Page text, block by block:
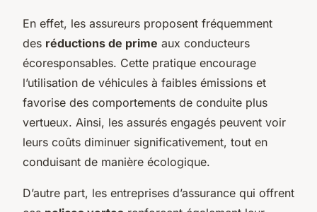
En effet, les assureurs proposent fréquemment
des réductions de prime aux conducteurs
écoresponsables. Cette pratique encourage
l’utilisation de véhicules à faibles émissions et
favorise des comportements de conduite plus
vertueux. Ainsi, les assurés engagés peuvent voir
leurs coûts diminuer significativement, tout en
conduisant de manière écologique.
D’autre part, les entreprises d’assurance qui offrent